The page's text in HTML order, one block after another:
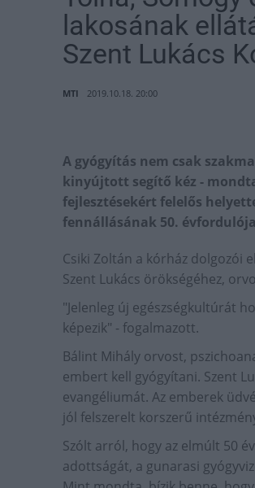
lakosának
Szent Lukács
MTI 2019.10.18. 20:00
A gyógyítás nem csak
kinyújtott segítő kéz -
fejlesztésekért felelős
fennállásának 50.
Csiki Zoltán a kórház dolgozói
Szent Lukács örökségéhez,
"Jelenleg új egészségkultúrát
képezik" - fogalmazott.
Bálint Mihály orvost,
embert kell gyógyítani. Szent
evangéliumát. Az emberek
jól felszerelt korszerű
Szólt arról, hogy az elmúlt 50
adottságát, a gunarasi